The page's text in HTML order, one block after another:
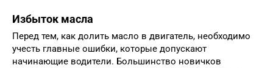
Избыток масла
Перед тем, как долить масло в двигатель, необходимо
учесть главные ошибки, которые допускают
начинающие водители. Большинство новичков